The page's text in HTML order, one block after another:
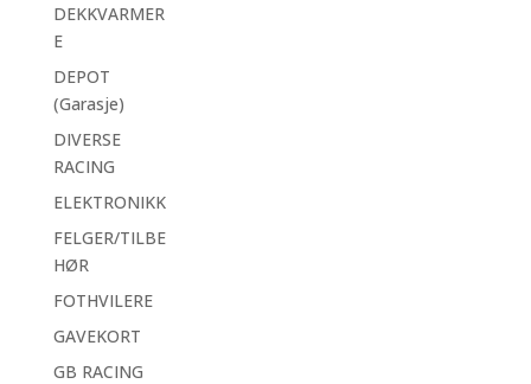
DEKKVARMER
E
DEPOT
(Garasje)
DIVERSE
RACING
ELEKTRONIKK
FELGER/TILBE
HØR
FOTHVILERE
GAVEKORT
GB RACING